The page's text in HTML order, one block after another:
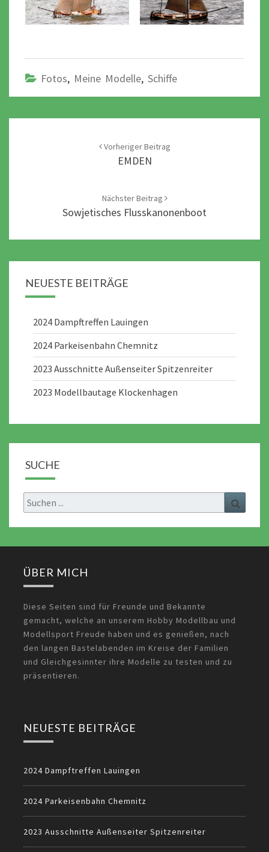
Fotos, Meine Modelle, Schiffe
Vorheriger Beitrag
EMDEN
Nächster Beitrag
Sowjetisches Flusskanonenboot
NEUESTE BEITRÄGE
2024 Dampftreffen Lauingen
2024 Parkeisenbahn Chemnitz
2023 Ausschnitte Außenseiter Spitzenreiter
2023 Modellbautage Klockenhagen
SUCHE
Search
for:
ÜBER MICH
Diese Seiten sind für Freunde und Bekannte
gemacht, welche an unserem Hobby Modellbau und
Modellsport Freude haben und es genießen, nach
den langen Bastelabenden im Kreise der Familien
und Gleichgesinnter ihre Modelle zu testen und zu
präsentieren.
NEUESTE BEITRÄGE
2024 Dampftreffen Lauingen
2024 Parkeisenbahn Chemnitz
2023 Ausschnitte Außenseiter Spitzenreiter